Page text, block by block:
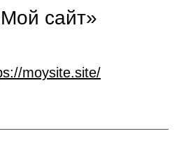
сайт»
moysite.site/